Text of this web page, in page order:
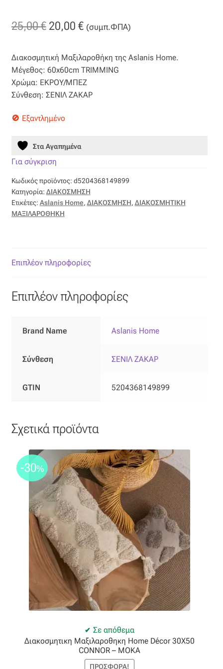
Βελουτέ
Βουάλ
Γάζα
Γκρο
Δίχτυ
Κρεπ
Λινό
Λονέτα
Μουσελίνα
Οργάντζα
Οργάντζα διπλή
Οργάντζα με κέντημα
Οργάντζα με ταφτά
Οργάντζα με φλοκ
Οργάντζα μεταξωτή
Οργάντζα ντεβορέ
Σενίλ
25,00€ Original
was:
25,00 €.
20,00 €Η
τιμή
είναι:
20,00 €.
(συμπ.ΦΠΑ)
Διακοσμητική Μαξιλαροθήκη της Aslanis Home.
Μέγεθος: 60x60cm TRIMMING
Χρώμα: ΕΚΡΟΥ/ΜΠΕΖ
Σύνθεση: ΣΕΝΙΛ ΖΑΚΑΡ
Εξαντλημένο
Στα Αγαπημένα
Για σύγκριση
Κωδικός προϊόντος: d5204368149899
Κατηγορία: ΔΙΑΚΟΣΜΗΣΗ
Ετικέτες: Aslanis Home, ΔΙΑΚΟΣΜΗΣΗ, ΔΙΑΚΟΣΜΗΤΙΚΗ
ΜΑΞΙΛΑΡΟΘΗΚΗ
Επιπλέον πληροφορίες
Επιπλέον πληροφορίες
Brand Name Aslanis Home
Σύνθεση ΣΕΝΙΛ ΖΑΚΑΡ
GTIN 5204368149899
Σχετικά προϊόντα
Σε απόθεμα
-30%
Διακοσμητικη Μαξιλαροθηκη Home Décor 30X50
CONNOR – MOKA
ΠΡΟΣΦΟΡΆ!